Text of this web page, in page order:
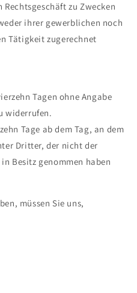
zu Zwecken
ihrer gewerblichen noch
Tätigkeit zugerechnet
Tagen ohne Angabe
widerrufen.
Tage ab dem Tag, an dem
Dritter, der nicht der
Besitz genommen haben
müssen Sie uns,